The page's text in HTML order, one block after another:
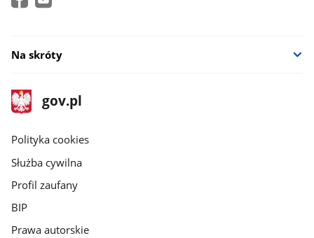
Na skróty
stopka
gov.pl
Strona
gov.pl
gov.pl
Polityka cookies
Służba cywilna
Profil zaufany
BIP
Prawa autorskie